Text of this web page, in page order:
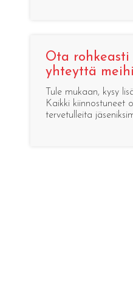
Ota rohkeasti
yhteyttä
Tule mukaan, kysy
Kaikki kiinnostuneet
tervetulleita